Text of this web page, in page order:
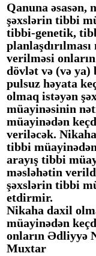
Qanuna əsasən,
şəxslərin tibbi
tibbi-genetik,
verilməsi
dövlət və (və ya)
pulsuz həyata
olmaq istəyən
müayinəsinin
müayinədən
veriləcək.
tibbi
arayış tibbi
məsləhətin
şəxslərin tibbi
etdirmir.
Nikaha daxil
müayinədən
onların Ədliyyə
Muxtar